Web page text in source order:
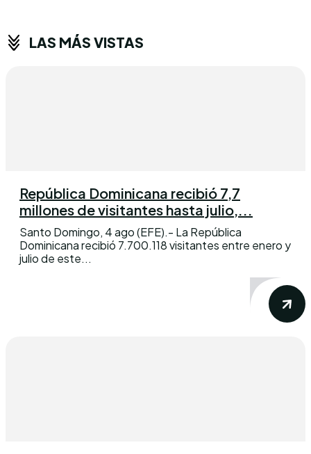
LAS MÁS VISTAS
República Dominicana recibió 7,7
millones de visitantes hasta julio,...
Santo Domingo, 4 ago (EFE).- La República
Dominicana recibió 7.700.118 visitantes entre enero y
julio de este...